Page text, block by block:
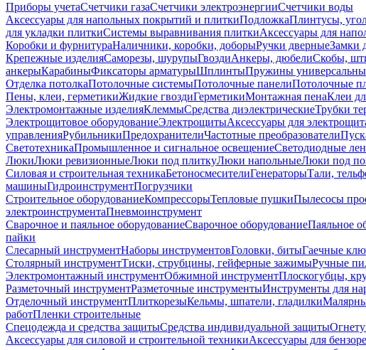
Приборы учетаСчетчики газаСчетчики электроэнергииСчетчики воды
Аксессуары для напольных покрытий и плиткиПодложкаПлинтусы,
для укладки плиткиСистемы выравнивания плиткиАксессуары для
Коробки и фурнитураНаличники, коробки, доборыРучки дверныеЗамки
Крепежные изделияСаморезы, шурупыГвоздиАнкеры, дюбелиСкобы,
анкерыКарабиныФиксаторы арматурыШплинтыПружины
Отделка потолкаПотолочные системыПотолочные панелиПотолочные
Пены, клеи, герметикиЖидкие гвоздиГерметикиМонтажная пенаКлеи
Электромонтажные изделияКлеммыСредства диэлектрическиеТрубки
Электрощитовое оборудованиеЭлектрощитыАксессуары для
управленияРубильникиПредохранителиЧастотные преобразователи
СветотехникаПромышленное и сигнальное освещениеСветодиодные
ЛюкиЛюки ревизионныеЛюки под плиткуЛюки напольныеЛюки под
Силовая и строительная техникаБетоносмесителиГенераторыТали,
машиныГидроинструментПогрузчики
Строительное оборудованиеКомпрессорыТепловые пушкиПылесосы
электроинструментаПневмоинструмент
Сварочное и паяльное оборудованиеСварочное оборудованиеПаяльное
пайки
Слесарный инструментНаборы инструментовГоловки, битыГаечные
Столярный инструментТиски, струбцины, гейферные зажимыРучные
Электромонтажный инструментОбжимной инструментПлоскогубцы,
Разметочный инструментРазметочные инструментыИнструменты для
Отделочный инструментПлиткорезыКельмы, шпатели, гладилки
работПленки строительные
Спецодежда и средства защитыСредства индивидуальной защиты
Аксессуары для силовой и строительной техникиАксессуары для